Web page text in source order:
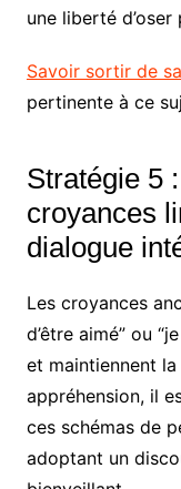
une liberté
Savoir sortir de
pertinente à ce
Stratégie 5
croyances
dialogue
Les croyances
d’être aimé” ou
et maintiennent
appréhension, il
ces schémas de
adoptant un